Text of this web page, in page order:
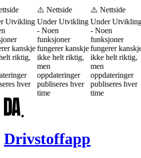
Utvikling
kanskje
riktig,
hver
⚠️ Nettside
Under Utvikling
- Noen
funksjoner
fungerer kanskje
ikke helt riktig,
men
oppdateringer
publiseres hver
time
⚠️ Nettside
Under Utvikling
- Noen
funksjoner
fungerer
ikke helt riktig,
men
oppdateringer
publiseres hver
time
Drivstoffapp